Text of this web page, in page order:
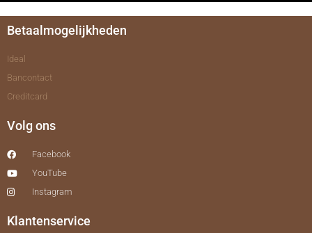
Betaalmogelijkheden
Ideal
Bancontact
Creditcard
Volg ons
Facebook
YouTube
Instagram
Klantenservice